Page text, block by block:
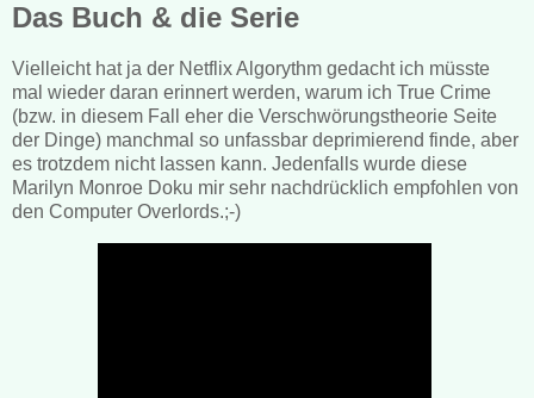
Das Buch & die Serie
Vielleicht hat ja der Netflix Algorythm gedacht ich müsste
mal wieder daran erinnert werden, warum ich True Crime
(bzw. in diesem Fall eher die Verschwörungstheorie Seite
der Dinge) manchmal so unfassbar deprimierend finde, aber
es trotzdem nicht lassen kann. Jedenfalls wurde diese
Marilyn Monroe Doku mir sehr nachdrücklich empfohlen von
den Computer Overlords.;-)